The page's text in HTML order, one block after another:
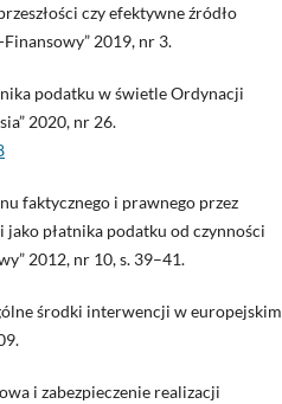
czy efektywne źródło
2019, nr 3.
podatku w świetle Ordynacji
2020, nr 26.
faktycznego i prawnego przez
płatnika podatku od czynności
2012, nr 10, s. 39–41.
środki interwencji w europejskim
i zabezpieczenie realizacji